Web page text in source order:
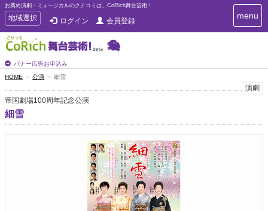
お薦め演劇・ミュージカルのクチコミは、CoRich舞台芸術！
T
o
g
g
e
n
a
v
i
g
地域選択 ログイン 会員登録
バナー広告お申込み
T
o
i
g
menu
HOME 公演 細雪
演劇
帝国劇場100周年記念公演
細雪